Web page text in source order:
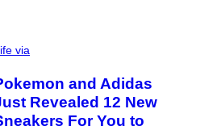
via
and Adidas
Revealed 12 New
For You to